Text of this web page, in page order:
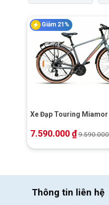
Giảm 21%
+
Xe Đạp Touring Miamor
7.590.000₫
Thông tin liên hệ